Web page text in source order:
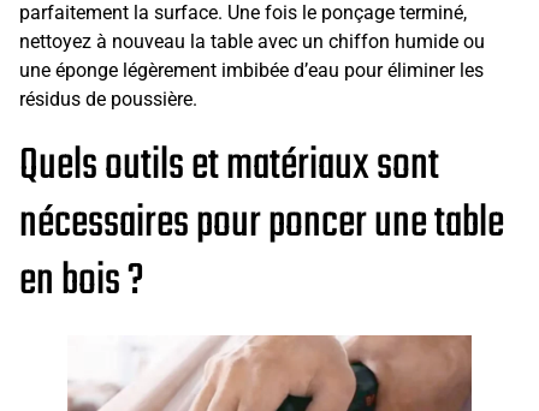
parfaitement la surface. Une fois le ponçage terminé,
nettoyez à nouveau la table avec un chiffon humide ou
une éponge légèrement imbibée d’eau pour éliminer les
résidus de poussière.
Quels outils et matériaux sont
nécessaires pour poncer une table
en bois ?